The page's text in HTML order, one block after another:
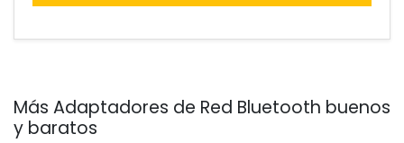
Más Adaptadores de Red Bluetooth buenos
y baratos